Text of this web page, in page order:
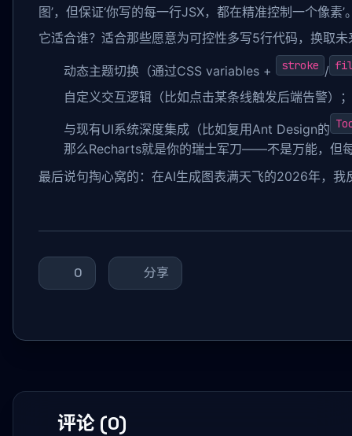
图’，但保证‘你写的每一行JSX，都在精准控制一个像素’
它适合谁？适合那些愿意为可控性多写5行代码，换取
动态主题切换（通过CSS variables + stroke /
自定义交互逻辑（比如点击某条线触发后端告警）；
与现有UI系统深度集成（比如复用Ant Design的
那么Recharts就是你的瑞士军刀——不是万能，但
最后说句掏心窝的：在AI生成图表满天飞的2026年，我
0 分享
评论 (0)